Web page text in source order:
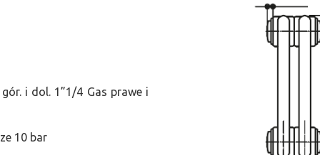
i dol. 1”1/4 Gas prawe i
10 bar